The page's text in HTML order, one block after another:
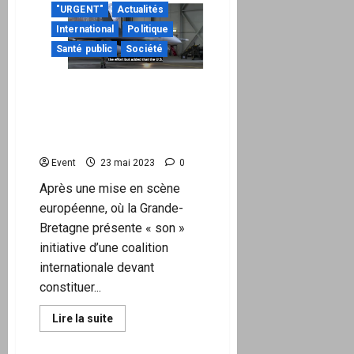
pas
forcément,
et
« Pièces
à
conviction »
explique
"URGENT"
Actualités
International
Politique
Santé public
Société
Event 23 mai 2023 0
Après une mise en scène
européenne, où la Grande-
Bretagne présente « son »
initiative d’une coalition
internationale devant
constituer...
Lire la suiteEn
savoir